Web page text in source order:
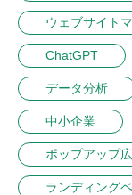
ウェブサイト
ChatGPT
データ分析
中小企業
ポップアップ
ランディング